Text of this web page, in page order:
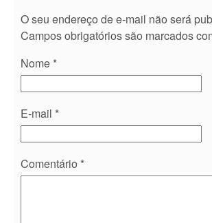
O seu endereço de e-mail não será
Campos obrigatórios são marcados
Nome *
E-mail *
Comentário *